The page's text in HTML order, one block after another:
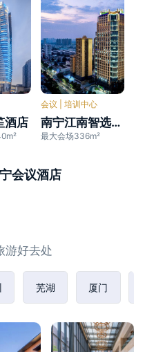
酒店
会议 | 培训中心
南宁江南智选假日酒店
最大会场336m²
会议酒店
游好去处
芜湖 厦门